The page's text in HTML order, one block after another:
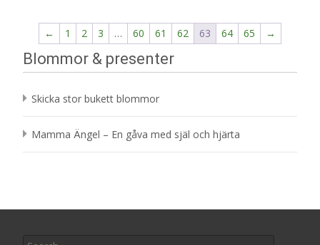
← 1 2 3 … 60 61 62 63 64 65 →
Blommor & presenter
Skicka stor bukett blommor
Mamma Ängel – En gåva med själ och hjärta